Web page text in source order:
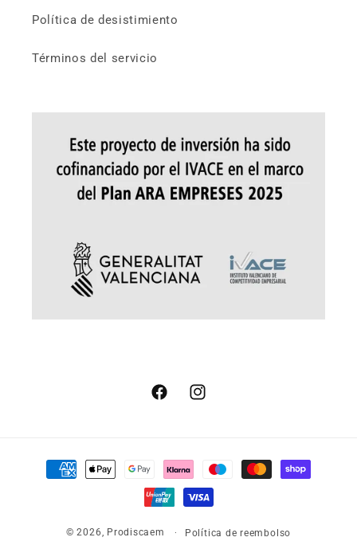
Política de desistimiento
Términos del servicio
FacebookInstagram
Formas
© 2026, Prodiscaem Política de reembolso